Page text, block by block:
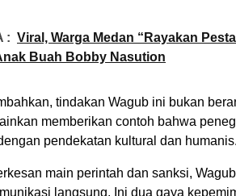
: Viral, Warga Medan “Rayakan
Buah Bobby Nasution
tindakan Wagub ini bukan
memberikan contoh bahwa
pendekatan kultural dan humanis.
main perintah dan sanksi,
langsung. Ini dua gaya